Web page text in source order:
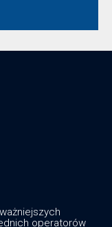
operatorów